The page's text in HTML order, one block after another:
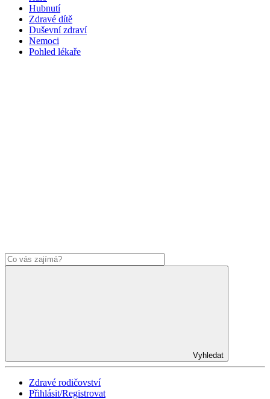
Hubnutí
Zdravé dítě
Duševní zdraví
Nemoci
Pohled lékaře
Vyhledat
Zdravé rodičovství
Přihlásit/Registrovat